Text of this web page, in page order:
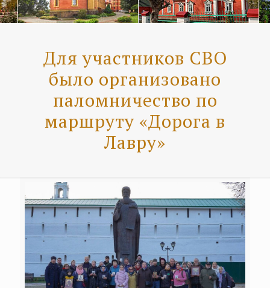
Для участников СВО
было организовано
паломничество по
маршруту «Дорога в
Лавру»